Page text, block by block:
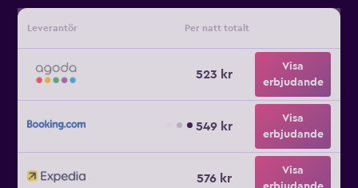
Leverantör Per natt totalt
523 kr
Visa
erbjudande
549 kr
Visa
erbjudande
576 kr
Visa